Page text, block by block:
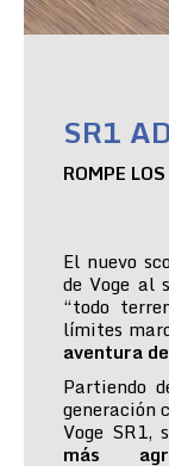
SR1
ROMPE
El nuevo
de Voge al
“todo
límites
aventura
Partiendo
generación
Voge SR1,
más